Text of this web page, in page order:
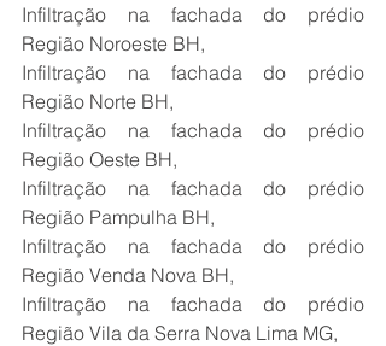
Infiltração na fachada do prédio
Região Noroeste BH,
Infiltração na fachada do prédio
Região Norte BH,
Infiltração na fachada do prédio
Região Oeste BH,
Infiltração na fachada do prédio
Região Pampulha BH,
Infiltração na fachada do prédio
Região Venda Nova BH,
Infiltração na fachada do prédio
Região Vila da Serra Nova Lima MG,